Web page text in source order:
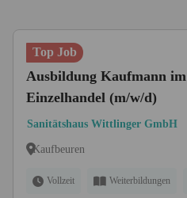
Top Job
Ausbildung Kaufmann im
Einzelhandel (m/w/d)
Sanitätshaus Wittlinger GmbH
Kaufbeuren
Vollzeit Weiterbildungen